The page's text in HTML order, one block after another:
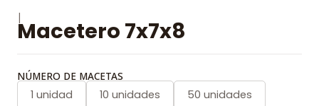
|
Macetero 7x7x8
NÚMERO DE MACETAS
1 unidad 10 unidades 50 unidades